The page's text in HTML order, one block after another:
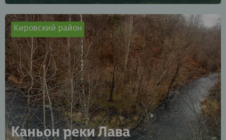
Кировский район
Каньон реки Лава